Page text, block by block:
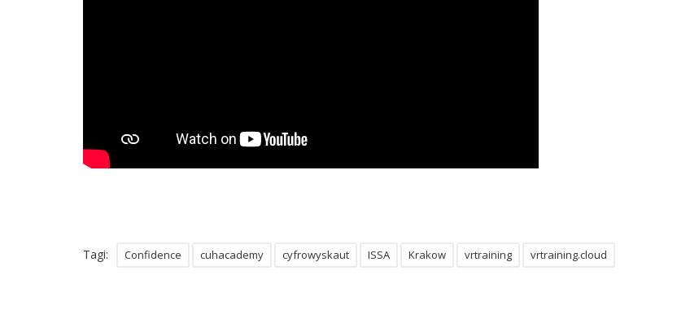
Tagi: Confidence cuhacademy cyfrowyskaut ISSA Krakow vrtraining vrtraining.cloud